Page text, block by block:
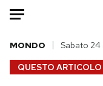
HOME
QUESTO ARTICOLO
MONDO Sabato 24